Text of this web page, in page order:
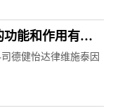
能和作用有哪
德健怡达律维施泰因